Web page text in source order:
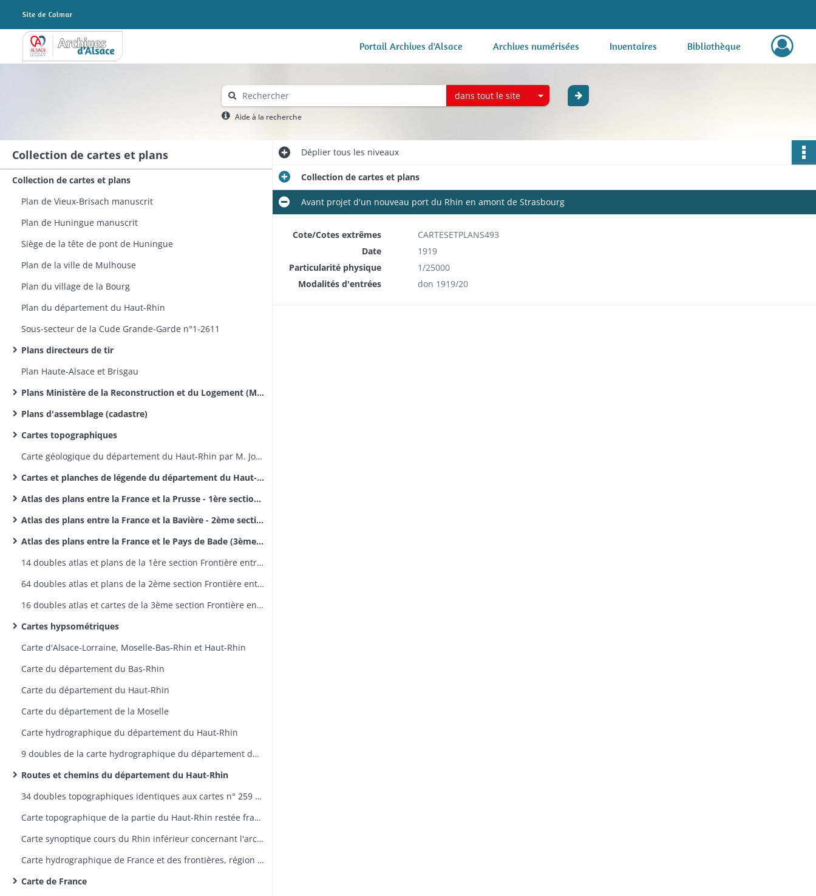
Archives Alsace - Colmar Portail Archives d'Alsace Archives numérisées Inventaires Bibliothèque
dans tout le site
Aide à la recherche
Collection de cartes et plans
Collection de cartes et plans
Plan de Vieux-Brisach manuscrit
Plan de Huningue manuscrit​
Siège de la tête de pont de Huningue
Plan de la ville de Mulhouse
Plan du village de la Bourg
Plan du département du Haut-Rhin
Sous-secteur de la Cude Grande-Garde n°1-2611​
Plans directeurs de tir
Plan Haute-Alsace et Brisgau
Plans Ministère de la Reconstruction et du Logement (MRL)
Plans d'assemblage (cadastre)
Cartes topographiques
Carte géologique du département du Haut-Rhin par M. Jos. Koechlin-Schlumberger
Cartes et planches de légende du département du Haut-Rhin par M. Jos. Koechlin-Schlumberger
Atlas des plans entre la France et la Prusse - 1ère section des délimitations des frontières entre la France et l'Allemagne
Atlas des plans entre la France et la Bavière - 2ème section des délimitations entre la France et l'Allemagne
Atlas des plans entre la France et le Pays de Bade (3ème section des délimitations de frontières entre la France et l'Allemagne
14 doubles atlas et plans de la 1ère section Frontière entre la France et la Prusse - plans 1 à 9
64 doubles atlas et plans de la 2ème section Frontière entre la France et la Bavière - plans 1 à 60
16 doubles atlas et cartes de la 3ème section Frontière entre la France et le Pays de Bade - plans 1 à 12
Cartes hypsométriques
Carte d'Alsace-Lorraine, Moselle-Bas-Rhin et Haut-Rhin
Carte du département du Bas-Rhin
Carte du département du Haut-Rhin
Carte du département de la Moselle
Carte hydrographique du département du Haut-Rhin
9 doubles de la carte hydrographique du département du Haut-Rhin
Routes et chemins du département du Haut-Rhin
34 doubles topographiques identiques aux cartes n° 259 à 298
Carte topographique de la partie du Haut-Rhin restée française avec indication des travaux du siège de Belfort 1870-1871
Carte synoptique cours du Rhin inférieur concernant l'archevêché de Mayence, Trèves et Palatinat Rhénan
Carte hydrographique de France et des frontières, région de Saverne
Carte de France
Dépliertous les niveaux
Collection de cartes et plans
Avant projet d'un nouveau port du Rhin en amont de Strasbourg
Cote/Cotes extrêmes
CARTESETPLANS493
Date
1919
Particularité physique
1/25000
Modalités d'entrées
don 1919/20